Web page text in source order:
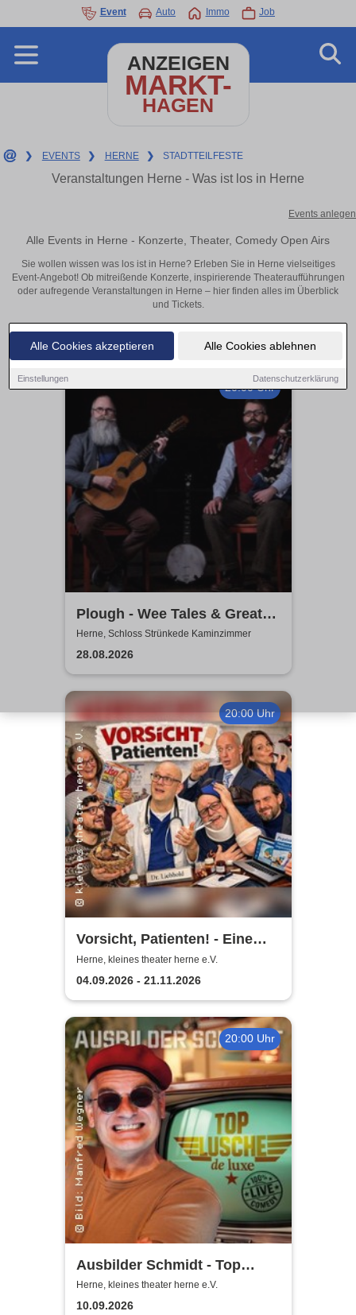
Alle Cookies akzeptieren Alle Cookies ablehnen
Einstellungen Datenschutzerklärung
Event Auto Immo Job
ANZEIGEN
MARKT-
HAGEN
❯ EVENTS ❯ HERNE ❯ STADTTEILFESTE
Veranstaltungen Herne - Was ist los in Herne
Events anlegen
Alle Events in Herne - Konzerte, Theater, Comedy Open Airs
Sie wollen wissen was los ist in Herne? Erleben Sie in Herne vielseitiges
Event-Angebot! Ob mitreißende Konzerte, inspirierende Theateraufführungen
oder aufregende Veranstaltungen in Herne – hier finden alles im Überblick
und Tickets.
20:00 Uhr
Plough - Wee Tales & Great
Tunes from Scotland
Herne, Schloss Strünkede Kaminzimmer
28.08.2026
20:00 Uhr
Vorsicht, Patienten! - Eine
Komödie von Stephan Urban
Herne, kleines theater herne e.V.
04.09.2026 - 21.11.2026
20:00 Uhr
Ausbilder Schmidt - Top
Lusche de Luxe
Herne, kleines theater herne e.V.
10.09.2026